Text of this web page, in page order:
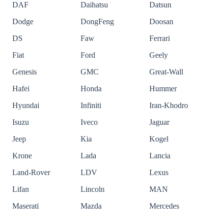
DAF
Daihatsu
Datsun
Dodge
DongFeng
Doosan
DS
Faw
Ferrari
Fiat
Ford
Geely
Genesis
GMC
Great-Wall
Hafei
Honda
Hummer
Hyundai
Infiniti
Iran-Khodro
Isuzu
Iveco
Jaguar
Jeep
Kia
Kogel
Krone
Lada
Lancia
Land-Rover
LDV
Lexus
Lifan
Lincoln
MAN
Maserati
Mazda
Mercedes